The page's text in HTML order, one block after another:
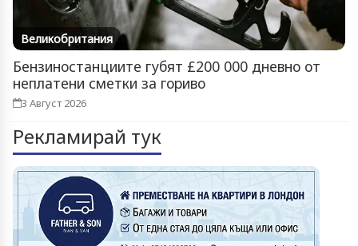
Великобритания
Бензиностанциите губят £200 000 дневно от
неплатени сметки за гориво
3 Август 2026
Рекламирай тук